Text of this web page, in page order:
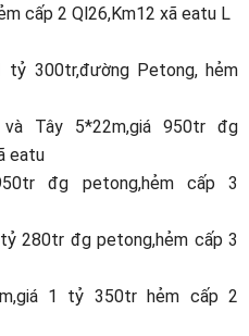
cấp 2 Ql26,Km12 xã eatu L
tỷ 300tr,đường Petong, hẻm
Tây 5*22m,giá 950tr đg
eatu
đg petong,hẻm cấp 3
280tr đg petong,hẻm cấp 3
1 tỷ 350tr hẻm cấp 2